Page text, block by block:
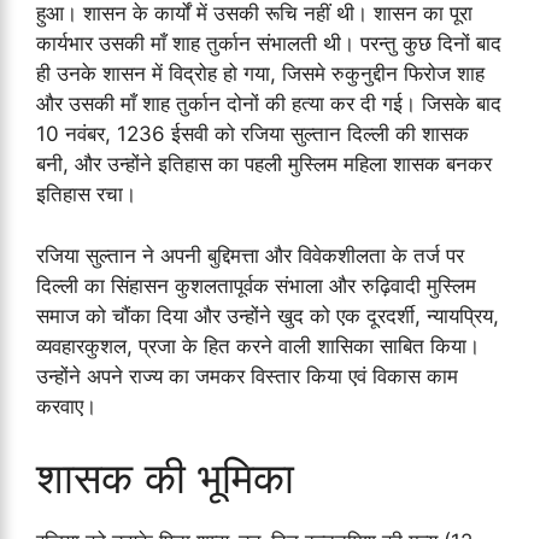
हुआ। शासन के कार्यों में उसकी रूचि नहीं थी। शासन का पूरा
कार्यभार उसकी माँ शाह तुर्कान संभालती थी। परन्तु कुछ दिनों बाद
ही उनके शासन में विद्रोह हो गया, जिसमे रुकुनुद्दीन फिरोज शाह
और उसकी माँ शाह तुर्कान दोनों की हत्या कर दी गई। जिसके बाद
10 नवंबर, 1236 ईसवी को रजिया सुल्तान दिल्ली की शासक
बनी, और उन्होंने इतिहास का पहली मुस्लिम महिला शासक बनकर
इतिहास रचा।
रजिया सुल्तान ने अपनी बुद्दिमत्ता और विवेकशीलता के तर्ज पर
दिल्ली का सिंहासन कुशलतापूर्वक संभाला और रुढ़िवादी मुस्लिम
समाज को चौंका दिया और उन्होंने खुद को एक दूरदर्शी, न्यायप्रिय,
व्यवहारकुशल, प्रजा के हित करने वाली शासिका साबित किया।
उन्होंने अपने राज्य का जमकर विस्तार किया एवं विकास काम
करवाए।
शासक की भूमिका